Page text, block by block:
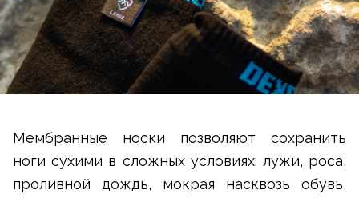
Мембранные носки позволяют сохранить
ноги сухими в сложных условиях: лужи, роса,
проливной дождь, мокрая насквозь обувь,